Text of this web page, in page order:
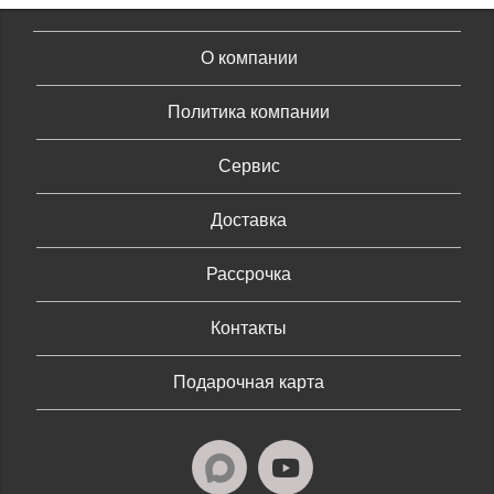
О компании
Политика компании
Сервис
Доставка
Рассрочка
Контакты
Подарочная карта